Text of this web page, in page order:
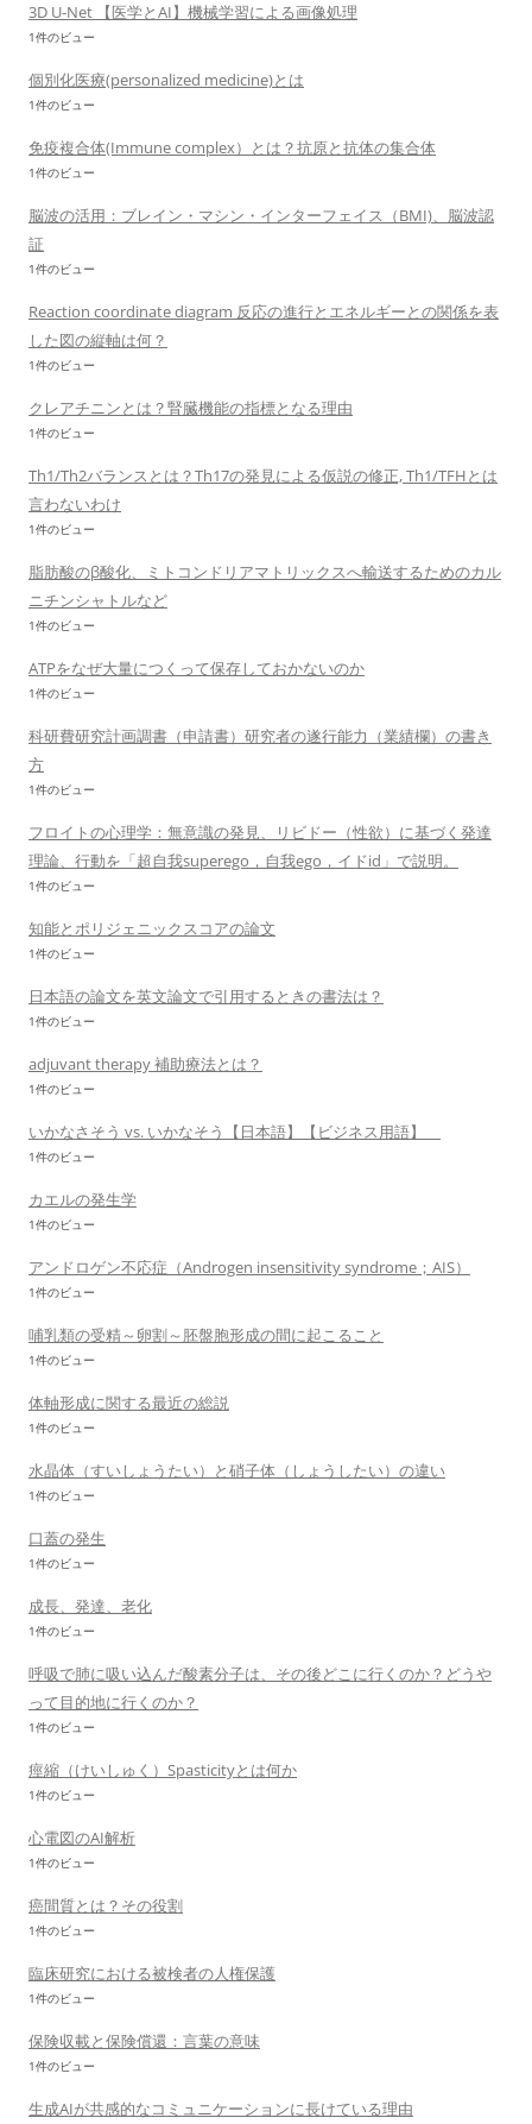
3D U-Net 【医学とAI】機械学習による画像処理
1件のビュー
個別化医療(personalized medicine)とは
1件のビュー
免疫複合体(Immune complex）とは？抗原と抗体の集合体
1件のビュー
脳波の活用：ブレイン・マシン・インターフェイス（BMI)、脳波認
証
1件のビュー
Reaction coordinate diagram 反応の進行とエネルギーとの関係を表
した図の縦軸は何？
1件のビュー
クレアチニンとは？腎臓機能の指標となる理由
1件のビュー
Th1/Th2バランスとは？Th17の発見による仮説の修正, Th1/TFHとは
言わないわけ
1件のビュー
脂肪酸のβ酸化、ミトコンドリアマトリックスへ輸送するためのカル
ニチンシャトルなど
1件のビュー
ATPをなぜ大量につくって保存しておかないのか
1件のビュー
科研費研究計画調書（申請書）研究者の遂行能力（業績欄）の書き
方
1件のビュー
フロイトの心理学：無意識の発見、リビドー（性欲）に基づく発達
理論、行動を「超自我superego，自我ego，イドid」で説明。
1件のビュー
知能とポリジェニックスコアの論文
1件のビュー
日本語の論文を英文論文で引用するときの書法は？
1件のビュー
adjuvant therapy 補助療法とは？
1件のビュー
いかなさそう vs. いかなそう【日本語】【ビジネス用語】
1件のビュー
カエルの発生学
1件のビュー
アンドロゲン不応症（Androgen insensitivity syndrome；AIS）
1件のビュー
哺乳類の受精～卵割～胚盤胞形成の間に起こること
1件のビュー
体軸形成に関する最近の総説
1件のビュー
水晶体（すいしょうたい）と硝子体（しょうしたい）の違い
1件のビュー
口蓋の発生
1件のビュー
成長、発達、老化
1件のビュー
呼吸で肺に吸い込んだ酸素分子は、その後どこに行くのか？どうや
って目的地に行くのか？
1件のビュー
痙縮（けいしゅく）Spasticityとは何か
1件のビュー
心電図のAI解析
1件のビュー
癌間質とは？その役割
1件のビュー
臨床研究における被検者の人権保護
1件のビュー
保険収載と保険償還：言葉の意味
1件のビュー
生成AIが共感的なコミュニケーションに長けている理由